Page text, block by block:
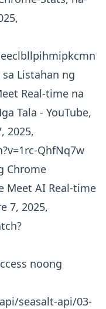
Listahan ng
Real-time na
Tala - YouTube,
2025,
QhfNq7w
Chrome
Meet AI Real-time
7, 2025,
noong
seasalt-api/03-